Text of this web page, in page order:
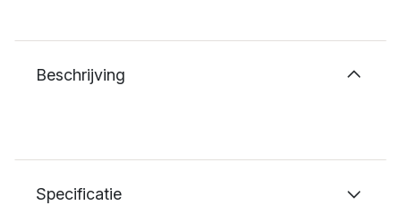
Beschrijving
Specificatie